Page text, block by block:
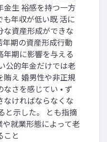
金生 裕感を持つ一方
も年収が低い既 活に
な資産形成ができな
年期の資産形成行動
年期に影響を与える
公的年金だけでは老
賄え 婚男性や非正規
さを感じてい • ず
なければならなくな
と示した。 とも指摘
や就業形態によって老
こと